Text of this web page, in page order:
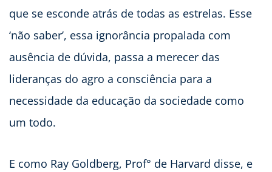
que se esconde atrás de todas as estrelas. Esse
‘não saber’, essa ignorância propalada com
ausência de dúvida, passa a merecer das
lideranças do agro a consciência para a
necessidade da educação da sociedade como
um todo.
E como Ray Goldberg, Prof° de Harvard disse, e